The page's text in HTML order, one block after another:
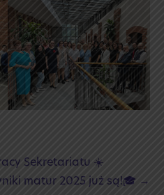
Sekretariatu ☀️
matur 2025 już są!🎓 →